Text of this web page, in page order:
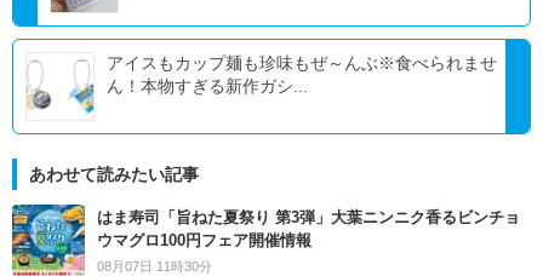
アイスもカップ麺も珍味もぜ～んぶ※食べられませ
ん！本物すぎる新作ガシ...
あわせて読みたい記事
はま寿司「旨ねた夏祭り 第3弾」大葉ニンニク香るビンチョ
ウマグロ100円フェア開催情報
08月07日 11時30分